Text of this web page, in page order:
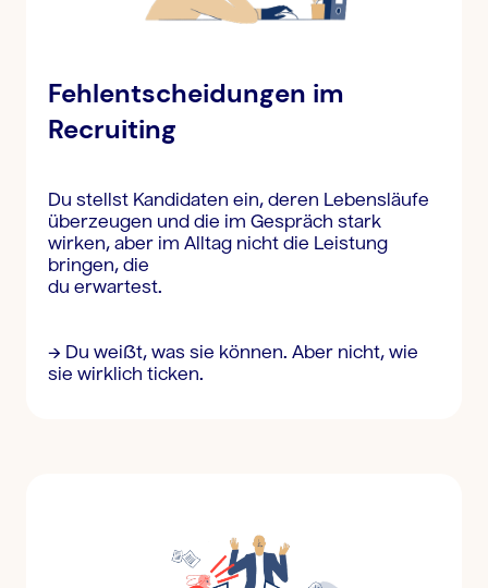
Fehlentscheidungen im
Recruiting
Du stellst Kandidaten ein, deren Lebensläufe
überzeugen und die im Gespräch stark
wirken, aber im Alltag nicht die Leistung
bringen, die
du erwartest.
→ Du weißt, was sie können. Aber nicht, wie
sie wirklich ticken.